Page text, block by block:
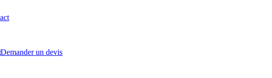
Demander un devis